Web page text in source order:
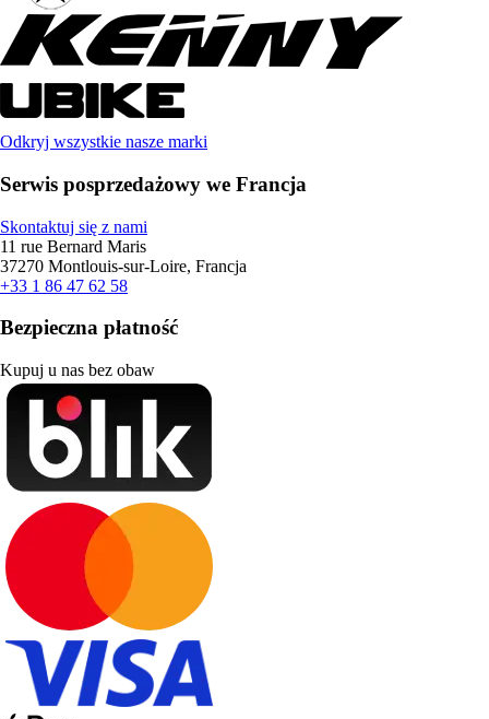
Odkryj wszystkie nasze marki
Serwis posprzedażowy we Francja
Skontaktuj się z nami
11 rue Bernard Maris
37270 Montlouis-sur-Loire, Francja
+33 1 86 47 62 58
Bezpieczna płatność
Kupuj u nas bez obaw